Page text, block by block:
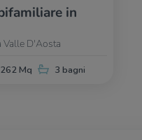
in
Valle D'Aosta
262 Mq 3 bagni